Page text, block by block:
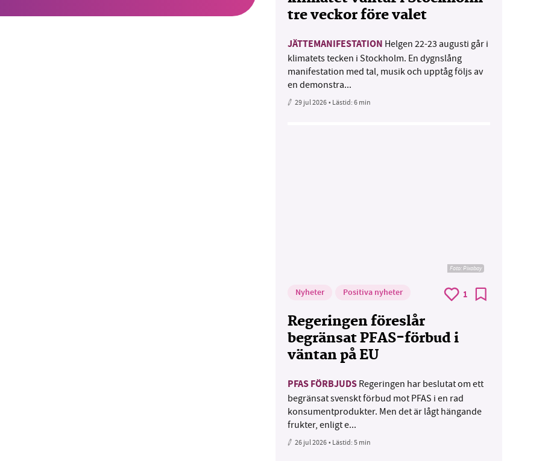
tre veckor före valet
JÄTTEMANIFESTATION Helgen 22-23 augusti går i
klimatets tecken i Stockholm. En dygnslång
manifestation med tal, musik och upptåg följs av
en demonstra...
29 jul 2026• Lästid:6 min
Foto:Pixabay
Nyheter Positiva nyheter 1
Regeringen föreslår
begränsat PFAS-förbud i
väntan på EU
PFAS FÖRBJUDS Regeringen har beslutat om ett
begränsat svenskt förbud mot PFAS i en rad
konsumentprodukter. Men det är lågt hängande
frukter, enligt e...
26 jul 2026• Lästid:5 min